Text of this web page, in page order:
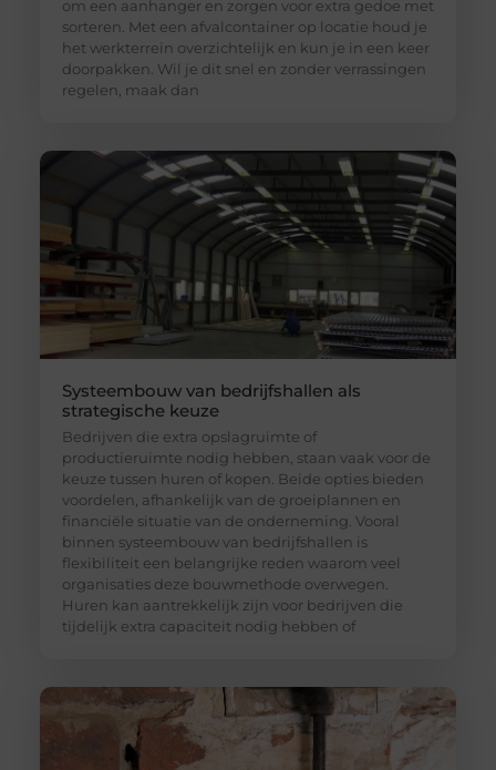
om een aanhanger en zorgen voor extra gedoe met
sorteren. Met een afvalcontainer op locatie houd je
het werkterrein overzichtelijk en kun je in een keer
doorpakken. Wil je dit snel en zonder verrassingen
regelen, maak dan
Systeembouw van bedrijfshallen als
strategische keuze
Bedrijven die extra opslagruimte of
productieruimte nodig hebben, staan vaak voor de
keuze tussen huren of kopen. Beide opties bieden
voordelen, afhankelijk van de groeiplannen en
financiële situatie van de onderneming. Vooral
binnen systeembouw van bedrijfshallen is
flexibiliteit een belangrijke reden waarom veel
organisaties deze bouwmethode overwegen.
Huren kan aantrekkelijk zijn voor bedrijven die
tijdelijk extra capaciteit nodig hebben of